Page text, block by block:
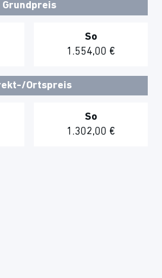
Grundpreis
So
1.554,00 €
Ortspreis
So
1.302,00 €